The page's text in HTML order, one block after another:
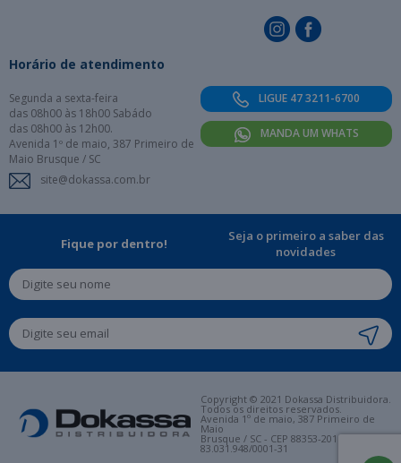
Horário de atendimento
Segunda a sexta-feira
das 08h00 às 18h00 Sabádo
das 08h00 às 12h00.
Avenida 1º de maio, 387 Primeiro de
Maio Brusque / SC
site@dokassa.com.br
LIGUE 47 3211-6700
MANDA UM WHATS
Fique por dentro!
Seja o primeiro a saber das
novidades
Copyright © 2021 Dokassa Distribuidora.
Todos os direitos reservados.
Avenida 1º de maio, 387 Primeiro de
Maio
Brusque / SC - CEP 88353-201. CNPJ:
83.031.948/0001-31